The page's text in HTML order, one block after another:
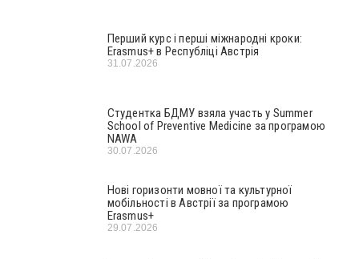
Перший курс і перші міжнародні кроки:
Erasmus+ в Республіці Австрія
31.07.2026
Студентка БДМУ взяла участь у Summer
School of Preventive Medicine за програмою
NAWA
30.07.2026
Нові горизонти мовної та культурної
мобільності в Австрії за програмою
Erasmus+
29.07.2026